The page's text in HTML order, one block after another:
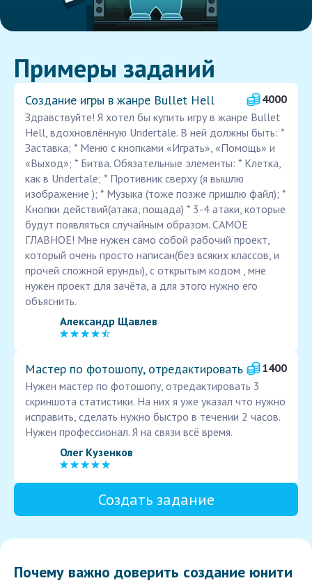
Примеры заданий
Создание игры в жанре Bullet Hell
4000
Здравствуйте! Я хотел бы купить игру в жанре Bullet
Hell, вдохновлённую Undertale. В ней должны быть: *
Заставка; * Меню с кнопками «Играть», «Помощь» и
«Выход»; * Битва. Обязательные элементы: * Клетка,
как в Undertale; * Противник сверху (я вышлю
изображение ); * Музыка (тоже позже пришлю файл); *
Кнопки действий(атака, пощада) * 3-4 атаки, которые
будут появляться случайным образом. САМОЕ
ГЛАВНОЕ! Мне нужен само собой рабочий проект,
который очень просто написан(без всяких классов, и
прочей сложной ерунды), с открытым кодом , мне
нужен проект для зачёта, а для этого нужно его
объяснить.
Александр Щавлев
Мастер по фотошопу, отредактировать
1400
Нужен мастер по фотошопу, отредактировать 3
скриншота статистики. На них я уже указал что нужно
исправить, сделать нужно быстро в течении 2 часов.
Нужен профессионал. Я на связи всё время.
Олег Кузенков
Создать задание
Почему важно доверить создание юнити